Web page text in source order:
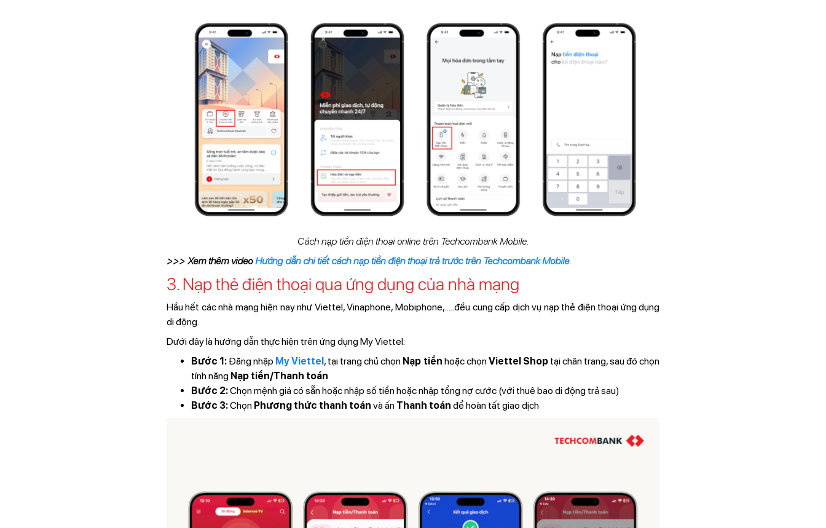
Cách nạp tiền điện thoại online trên Techcombank Mobile.
>>> Xem thêm videoHướng dẫn chi tiết cách nạp tiền điện thoại trả trước trên Techcombank Mobile.
3. Nạp thẻ điện thoại qua ứng dụng của nhà mạng
Hầu hết các nhà mạng hiện nay như Viettel, Vinaphone, Mobiphone,.....đều cung cấp dịch vụ nạp thẻ điện thoại ứng dụng
di động.
Dưới đây là hướng dẫn thực hiện trên ứng dụng My Viettel:
Bước 1:Đăng nhập My Viettel , tại trang chủ chọn Nạp tiền hoặc chọnViettel Shop tại chân trang, sau đó chọn
tính năng Nạp tiền/Thanh toán
Bước 2:Chọn mệnh giá có sẵn hoặc nhập số tiền hoặc nhập tổng nợ cước (với thuê bao di động trả sau)
Bước 3:Chọn Phương thức thanh toán và ấn Thanh toán để hoàn tất giao dịch